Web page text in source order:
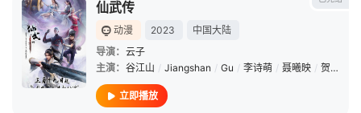
仙武传
动漫 2023
中国大陆
导演： 云子
主演： 谷江山 / Jiangshan / Gu / 李诗萌 / 聂曦映 / 贺文潇
立即播放